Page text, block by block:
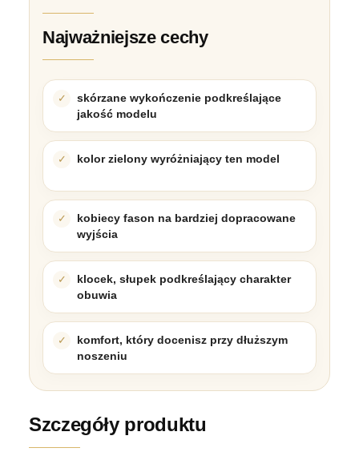
Najważniejsze cechy
skórzane wykończenie podkreślające
jakość modelu
kolor zielony wyróżniający ten model
kobiecy fason na bardziej dopracowane
wyjścia
klocek, słupek podkreślający charakter
obuwia
komfort, który docenisz przy dłuższym
noszeniu
Szczegóły produktu